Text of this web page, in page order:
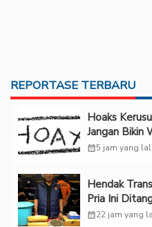
REPORTASE TERBARU
Hoaks
Jangan Bikin
calendar_month5 jam yang
Hendak
Pria Ini
calendar_month22 jam yang